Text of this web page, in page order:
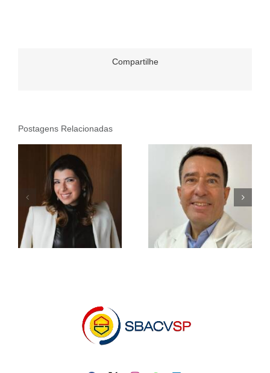
Compartilhe
Postagens Relacionadas